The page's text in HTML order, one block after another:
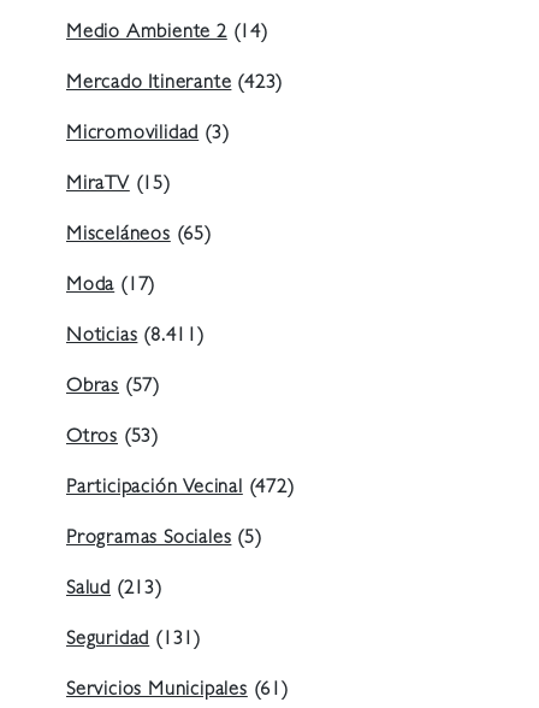
Medio Ambiente 2(14)
Mercado Itinerante(423)
Micromovilidad(3)
MiraTV(15)
Misceláneos(65)
Moda(17)
Noticias(8.411)
Obras (57)
Otros (53)
Participación Vecinal(472)
Programas Sociales(5)
Salud (213)
Seguridad(131)
Servicios Municipales(61)